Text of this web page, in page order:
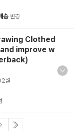
송 변경
Clothed
improve w
월